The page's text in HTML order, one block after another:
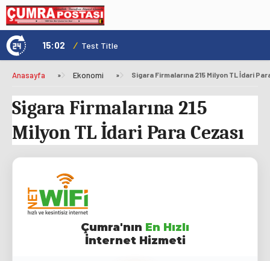
15:02 / Test Title
Anasayfa » Ekonomi » Sigara Firmalarına 215 Milyon TL İdari
Sigara Firmalarına 215
Milyon TL İdari Para Cezası
Çumra'nın En Hızlı
İnternet Hizmeti